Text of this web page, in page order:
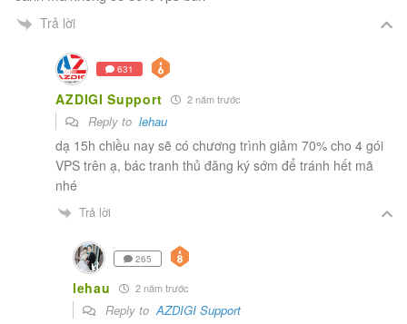
Trả lời
631
AZDIGI Support 2 năm trước
Reply tolehau
dạ 15h chiều nay sẽ có chương trình giảm 70% cho 4 gói
VPS trên ạ, bác tranh thủ đăng ký sớm để tránh hết mã
nhé
Trả lời
265
lehau 2 năm trước
Reply toAZDIGI Support